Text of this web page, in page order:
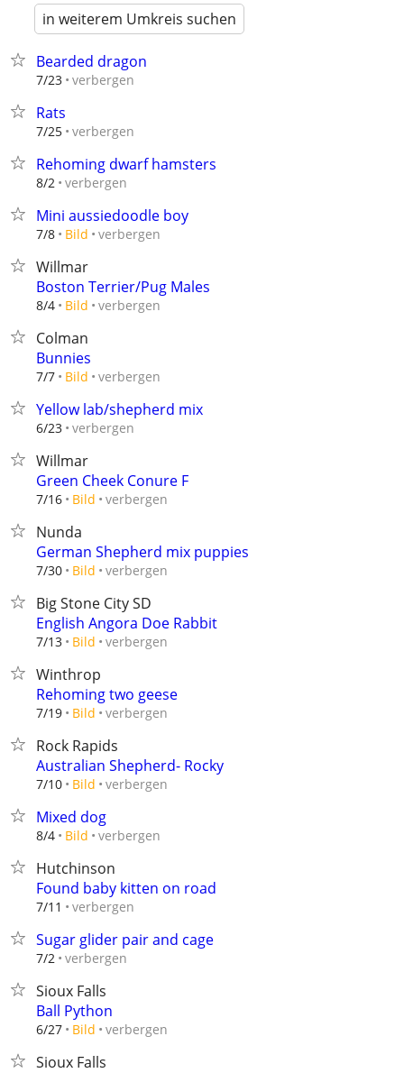
in weiterem Umkreis suchen
Bearded dragon
7/23 verbergen
Rats
7/25 verbergen
Rehoming dwarf hamsters
8/2 verbergen
Mini aussiedoodle boy
7/8 Bild verbergen
Willmar
Boston Terrier/Pug Males
8/4 Bild verbergen
Colman
Bunnies
7/7 Bild verbergen
Yellow lab/shepherd mix
6/23 verbergen
Willmar
Green Cheek Conure F
7/16 Bild verbergen
Nunda
German Shepherd mix puppies
7/30 Bild verbergen
Big Stone City SD
English Angora Doe Rabbit
7/13 Bild verbergen
Winthrop
Rehoming two geese
7/19 Bild verbergen
Rock Rapids
Australian Shepherd- Rocky
7/10 Bild verbergen
Mixed dog
8/4 Bild verbergen
Hutchinson
Found baby kitten on road
7/11 verbergen
Sugar glider pair and cage
7/2 verbergen
Sioux Falls
Ball Python
6/27 Bild verbergen
Sioux Falls